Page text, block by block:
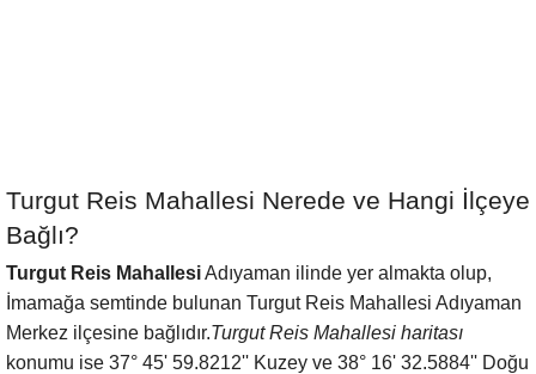
Turgut Reis Mahallesi Nerede ve Hangi İlçeye
Bağlı?
Turgut Reis MahallesiAdıyaman ilinde yer almakta olup,
İmamağa semtinde bulunan Turgut Reis Mahallesi Adıyaman
Merkez ilçesine bağlıdır.Turgut Reis Mahallesi haritası
konumu ise 37° 45' 59.8212'' Kuzey ve 38° 16' 32.5884'' Doğu